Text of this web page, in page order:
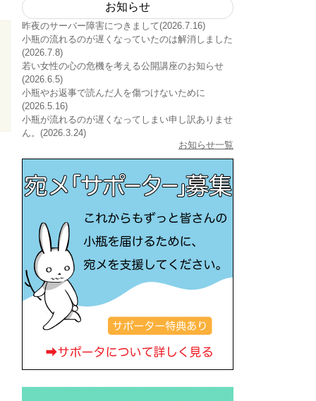
お知らせ
昨夜のサーバー障害につきまして(2026.7.16)
小瓶の流れるのが遅くなっていたのは解消しました
(2026.7.8)
若い女性の心の危機を考える公開講座のお知らせ
(2026.6.5)
小瓶やお返事で読んだ人を傷つけないために
(2026.5.16)
小瓶が流れるのが遅くなってしまい申し訳ありませ
ん。(2026.3.24)
お知らせ一覧